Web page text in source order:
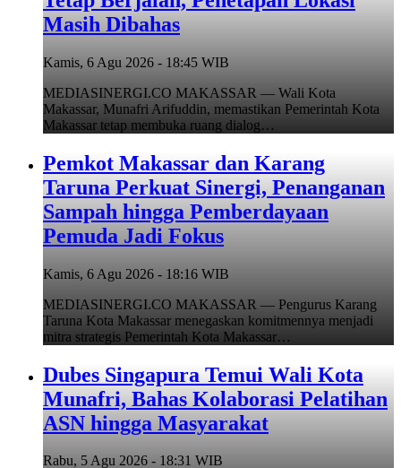
Masih Dibahas
Kamis, 6 Agu 2026 - 18:45 WIB
MEDIASINERGI.CO MAKASSAR — Wali Kota
Makassar, Munafri Arifuddin, memastikan Pemerintah Kota
Makassar tetap membuka ruang dialog…
Pemkot Makassar dan Karang
Taruna Perkuat Sinergi, Penanganan
Sampah hingga Pemberdayaan
Pemuda Jadi Fokus
Kamis, 6 Agu 2026 - 18:16 WIB
MEDIASINERGI.CO MAKASSAR — Pengurus Karang
Taruna Kota Makassar menegaskan komitmennya menjadi
mitra strategis Pemerintah Kota Makassar…
Dubes Singapura Temui Wali Kota
Munafri, Bahas Kolaborasi Pelatihan
ASN hingga Masyarakat
Rabu, 5 Agu 2026 - 18:31 WIB